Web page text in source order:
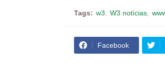
Tags: w3 W3 notícias
Facebook